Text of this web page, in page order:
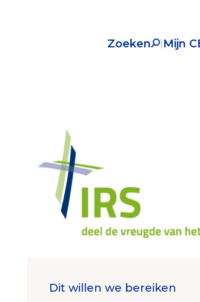
Zoeken Mijn
Register Erkende
Dit willen we bereiken